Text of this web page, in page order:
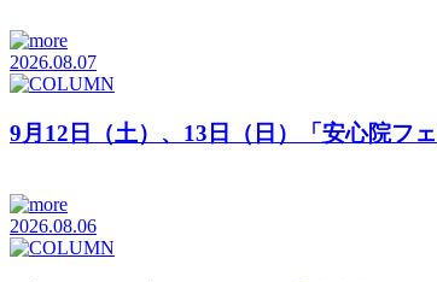
2026.08.07
9月12日（土）、13日（日）「安心院フ
2026.08.06